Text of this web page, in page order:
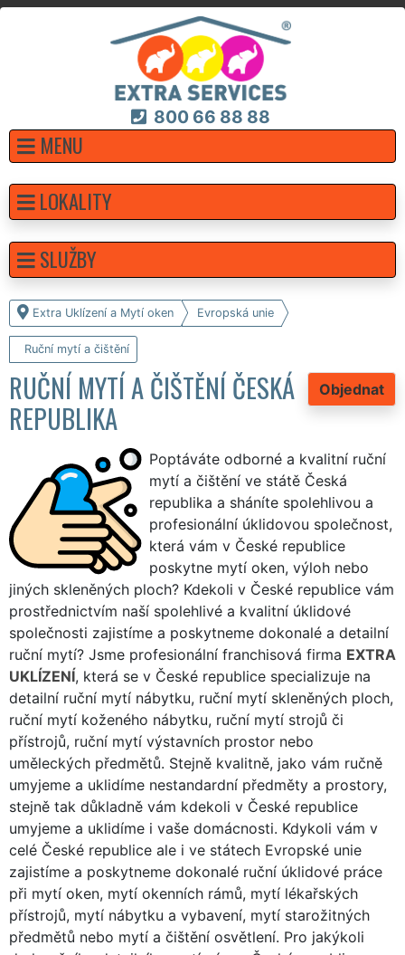
800 66 88 88
MENU
Extra Uklízení a Mytí oken Evropská unie
Ruční mytí a čištění
Objednat
RUČNÍ MYTÍ A ČIŠTĚNÍ ČESKÁ
REPUBLIKA
Poptáváte odborné a kvalitní ruční
mytí a čištění ve státě Česká
republika a sháníte spolehlivou a
profesionální úklidovou společnost,
která vám v České republice
poskytne mytí oken, výloh nebo
jiných skleněných ploch? Kdekoli v České republice vám
prostřednictvím naší spolehlivé a kvalitní úklidové
společnosti zajistíme a poskytneme dokonalé a detailní
ruční mytí? Jsme profesionální franchisová firma EXTRA
UKLÍZENÍ, která se v České republice specializuje na
detailní ruční mytí nábytku, ruční mytí skleněných ploch,
ruční mytí koženého nábytku, ruční mytí strojů či
přístrojů, ruční mytí výstavních prostor nebo
uměleckých předmětů. Stejně kvalitně, jako vám ručně
umyjeme a uklidíme nestandardní předměty a prostory,
stejně tak důkladně vám kdekoli v České republice
umyjeme a uklidíme i vaše domácnosti. Kdykoli vám v
celé České republice ale i ve státech Evropské unie
zajistíme a poskytneme dokonalé ruční úklidové práce
při mytí oken, mytí okenních rámů, mytí lékařských
přístrojů, mytí nábytku a vybavení, mytí starožitných
předmětů nebo mytí a čištění osvětlení. Pro jakýkoli
LOKALITY
SLUŽBY